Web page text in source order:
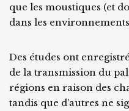
que les moustiques (et
dans les
Des études ont
de la transmission du
régions en raison des
tandis que d’autres ne